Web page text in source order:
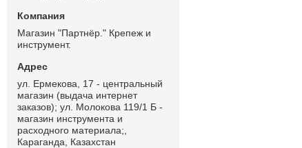
Магазин "Партнёр." Крепеж и
инструмент.
ул. Ермекова, 17 - центральный
магазин (выдача интернет
заказов); ул. Молокова 119/1 Б -
магазин инструмента и
расходного материала;,
Караганда, Казахстан